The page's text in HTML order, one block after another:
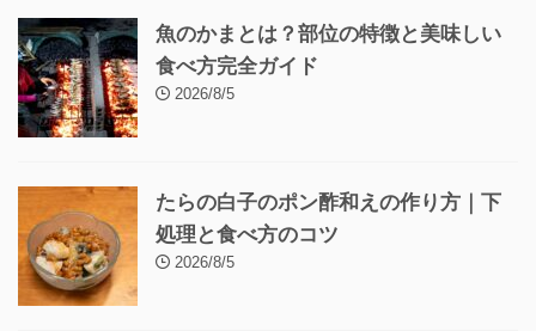
魚のかまとは？部位の特徴と美味しい
食べ方完全ガイド
2026/8/5
たらの白子のポン酢和えの作り方｜下
処理と食べ方のコツ
2026/8/5